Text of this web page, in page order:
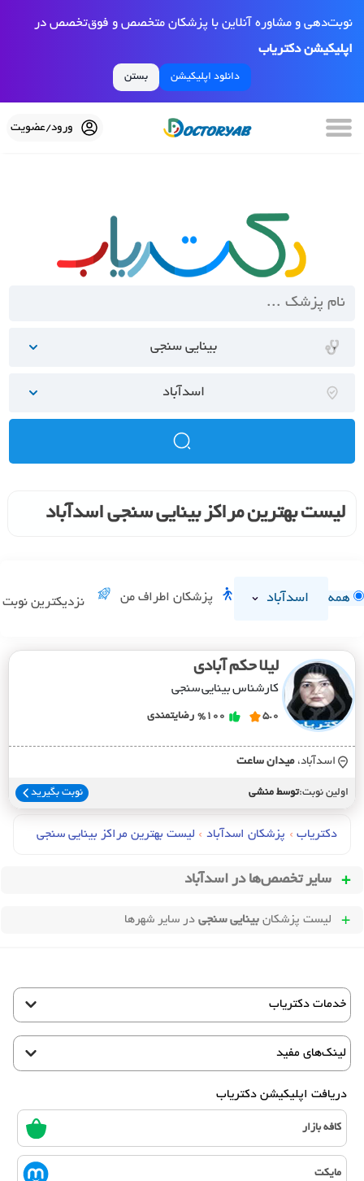
نوبت‌دهی و مشاوره آنلاین با پزشکان متخصص و فوق‌تخصص در
اپلیکیشن دکتریاب
دانلود اپلیکیشن بستن
ورود/عضویت
بینایی سنجی
اسدآباد
لیست بهترین مراکز بینایی سنجی اسدآباد
همه اسدآباد پزشکان اطراف من نزدیکترین نوبت
لیلا حکم آبادی
کارشناس بینایی سنجی
5.0
%100 رضایتمندی
اسدآباد، ميدان ساعت
اولین نوبت:توسط منشی نوبت بگیرید
دکتریاب › پزشکان اسدآباد › لیست بهترین مراکز بینایی سنجی
سایر تخصص‌ها در اسدآباد
لیست پزشکان بینایی سنجی در سایر شهرها
خدمات دکتریاب
لینک‌های مفید
دریافت اپلیکیشن دکتریاب
کافه بازار
مایکت